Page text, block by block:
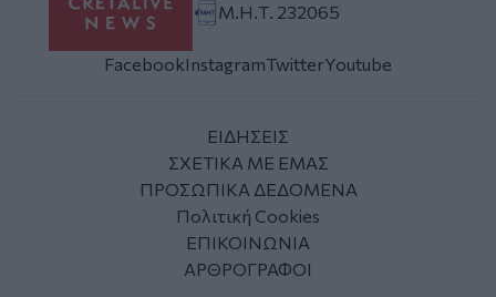
Μ.Η.Τ. 232065
FacebookInstagramTwitterYoutube
ΕΙΔΗΣΕΙΣ
ΣΧΕΤΙΚΑ ΜΕ ΕΜΑΣ
ΠΡΟΣΩΠΙΚΑ ΔΕΔΟΜΕΝΑ
Πολιτική Cookies
ΕΠΙΚΟΙΝΩΝΙΑ
ΑΡΘΡΟΓΡΑΦΟΙ